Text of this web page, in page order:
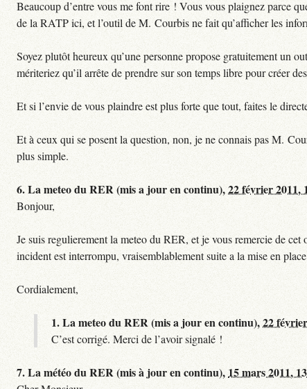
Beaucoup d’entre vous me font rire ! Vous vous plaignez parce
de la RATP ici, et l’outil de M. Courbis ne fait qu’afficher les
Soyez plutôt heureux qu’une personne propose gratuitement un
mériteriez qu’il arrête de prendre sur son temps libre pour créer
Et si l’envie de vous plaindre est plus forte que tout, faites le
Et à ceux qui se posent la question, non, je ne connais pas M.
plus simple.
6.La meteo du RER (mis a jour en continu),22 février 2011,
Bonjour,
Je suis regulierement la meteo du RER, et je vous remercie de
incident est interrompu, vraisemblablement suite a la mise en
Cordialement,
1.La meteo du RER (mis a jour en continu),22
C’est corrigé. Merci de l’avoir signalé !
7.La météo du RER (mis à jour en continu), 15 mars 2011,